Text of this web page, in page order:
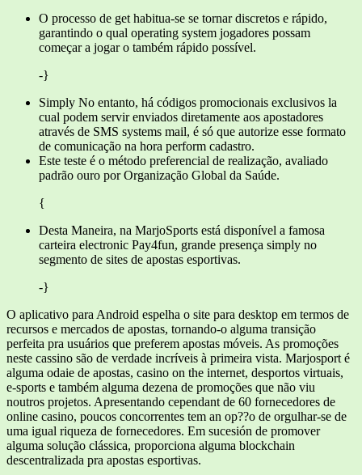
O processo de get habitua-se se tornar discretos e rápido,
garantindo o qual operating system jogadores possam
começar a jogar o também rápido possível.
-}
Simply No entanto, há códigos promocionais exclusivos la
cual podem servir enviados diretamente aos apostadores
através de SMS systems mail, é só que autorize esse formato
de comunicação na hora perform cadastro.
Este teste é o método preferencial de realização, avaliado
padrão ouro por Organização Global da Saúde.
{
Desta Maneira, na MarjoSports está disponível a famosa
carteira electronic Pay4fun, grande presença simply no
segmento de sites de apostas esportivas.
-}
O aplicativo para Android espelha o site para desktop em termos de
recursos e mercados de apostas, tornando-o alguma transição
perfeita pra usuários que preferem apostas móveis. As promoções
neste cassino são de verdade incríveis à primeira vista. Marjosport é
alguma odaie de apostas, casino on the internet, desportos virtuais,
e-sports e também alguma dezena de promoções que não viu
noutros projetos. Apresentando cependant de 60 fornecedores de
online casino, poucos concorrentes tem an op??o de orgulhar-se de
uma igual riqueza de fornecedores. Em sucesión de promover
alguma solução clássica, proporciona alguma blockchain
descentralizada pra apostas esportivas.